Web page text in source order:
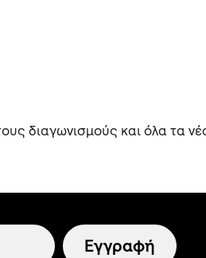
διαγωνισμούς και όλα τα
Εγγραφή